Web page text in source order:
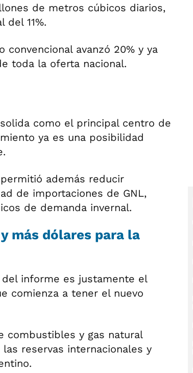
de metros cúbicos diarios,
del 11%.
avanzó 20% y ya
toda la oferta nacional.
como el principal centro de
ya es una posibilidad
además reducir
de importaciones de GNL,
de demanda invernal.
más dólares para la
informe es justamente el
comienza a tener el nuevo
combustibles y gas natural
reservas internacionales y